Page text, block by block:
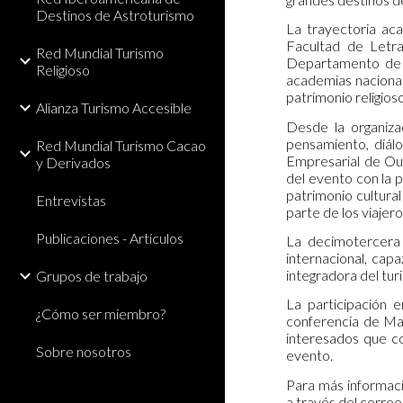
Destinos de Astroturismo
Red Mundial Turismo
Religioso
Alianza Turismo Accesible
Red Mundial Turismo Cacao
y Derivados
Entrevistas
Publicaciones - Artículos
Grupos de trabajo
¿Cómo ser miembro?
Sobre nosotros
La trayectoria
Facultad de
Departamento
academias
patrimonio
Desde la
pensamiento,
Empresarial de
del evento con la
patrimonio
parte de los
La
internacional,
integradora del
La participación
conferencia de
interesados que
evento.
Para más